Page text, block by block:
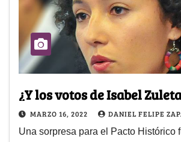
¿Y los votos de Isabel
MARZO 16, 2022 DANIEL FELIPE
Una sorpresa para el Pacto Histórico